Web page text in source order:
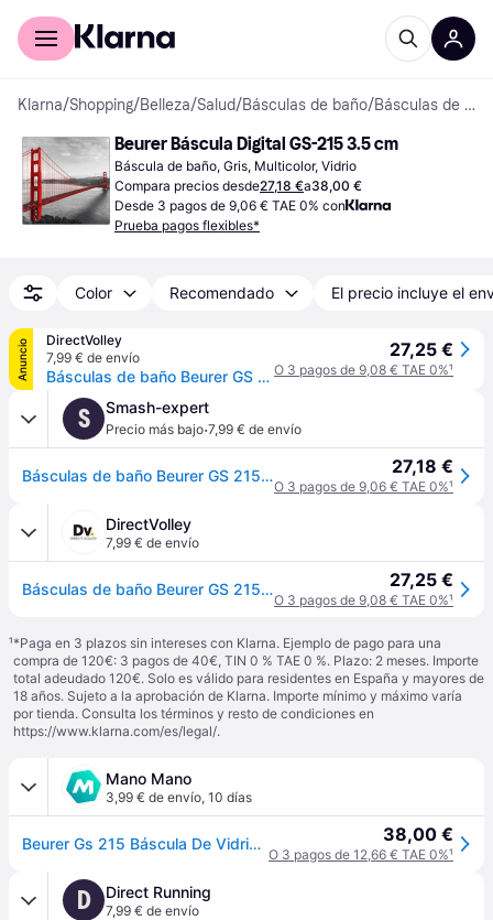
Comprar con Klarna
Klarna/Shopping/Belleza/Salud/Básculas de baño/ Básculas de baño
Beurer Báscula Digital GS-215 3.5 cm
Báscula de baño, Gris, Multicolor, Vidrio
Compara precios desde27,18 €a38,00 €
Desde 3 pagos de 9,06 € TAE 0% con
Prueba pagos flexibles*
Color Recomendado El precio incluye el
Anuncio
DirectVolley
7,99 € de envío
Básculas de baño Beurer GS 215 San Francisco - Gris
27,25 €
O 3 pagos de 9,08 € TAE 0%¹
S Smash-expert
Precio más bajo·7,99 € de envío
Básculas de baño Beurer GS 215 San Francisco - Gris 27,18 €
O 3 pagos de 9,06 € TAE 0%¹
DirectVolley
7,99 € de envío
Básculas de baño Beurer GS 215 San Francisco - Gris 27,25 €
O 3 pagos de 9,08 € TAE 0%¹
¹*Paga en 3 plazos sin intereses con Klarna. Ejemplo de pago para una
compra de 120€: 3 pagos de 40€, TIN 0 % TAE 0 %. Plazo: 2 meses. Importe
total adeudado 120€. Solo es válido para residentes en España y mayores de
18 años. Sujeto a la aprobación de Klarna. Importe mínimo y máximo varía
por tienda. Consulta los términos y resto de condiciones en
https://www.klarna.com/es/legal/.
Mano Mano
3,99 € de envío, 10 días
Beurer Gs 215 Báscula De Vidrio San Francisco, Báscula Personal Digital Con Vidrio De Seguridad, Capacidad De Carga De Hasta 180 Kg, Pantalla Magic, Pantalla De Matriz De Puntos 38,00 €
O 3 pagos de 12,66 € TAE 0%¹
D Direct Running
7,99 € de envío